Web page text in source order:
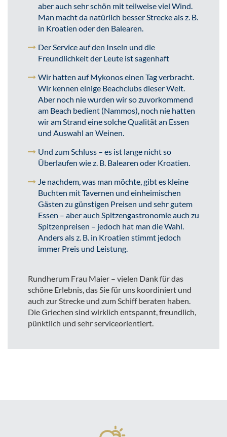
aber auch sehr schön mit teilweise viel Wind.
Man macht da natürlich besser Strecke als z. B.
in Kroatien oder den Balearen.
Der Service auf den Inseln und die
Freundlichkeit der Leute ist sagenhaft
Wir hatten auf Mykonos einen Tag verbracht.
Wir kennen einige Beachclubs dieser Welt.
Aber noch nie wurden wir so zuvorkommend
am Beach bedient (Nammos), noch nie hatten
wir am Strand eine solche Qualität an Essen
und Auswahl an Weinen.
Und zum Schluss – es ist lange nicht so
Überlaufen wie z. B. Balearen oder Kroatien.
Je nachdem, was man möchte, gibt es kleine
Buchten mit Tavernen und einheimischen
Gästen zu günstigen Preisen und sehr gutem
Essen – aber auch Spitzengastronomie auch zu
Spitzenpreisen – jedoch hat man die Wahl.
Anders als z. B. in Kroatien stimmt jedoch
immer Preis und Leistung.
Rundherum Frau Maier – vielen Dank für das
schöne Erlebnis, das Sie für uns koordiniert und
auch zur Strecke und zum Schiff beraten haben.
Die Griechen sind wirklich entspannt, freundlich,
pünktlich und sehr serviceorientiert.